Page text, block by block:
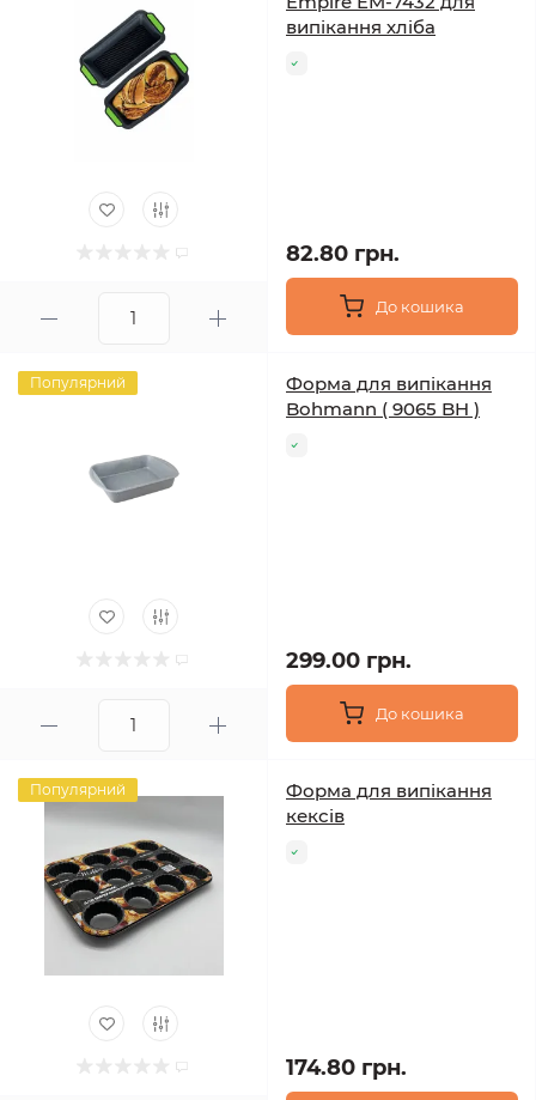
випікання хліба
82.80 грн.
До кошика
Популярний
Форма для випікання
Bohmann ( 9065 BH )
299.00 грн.
До кошика
Популярний
Форма для випікання
кексів
174.80 грн.